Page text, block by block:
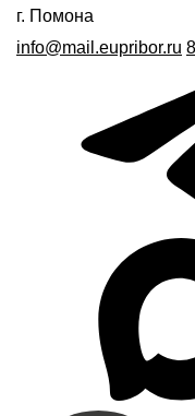
г. Помона
info@mail.eupribor.ru